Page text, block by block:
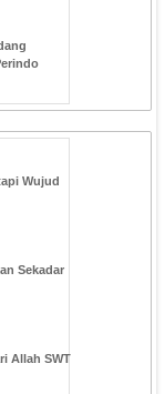
Wujud
Sekadar
Allah SWT